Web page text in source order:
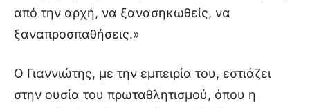
από την αρχή, να ξανασηκωθείς, να
ξαναπροσπαθήσεις.»
Ο Γιαννιώτης, με την εμπειρία του, εστιάζει
στην ουσία του πρωταθλητισμού, όπου η